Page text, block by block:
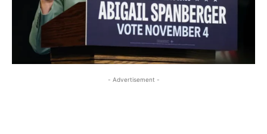
- Advertisement -